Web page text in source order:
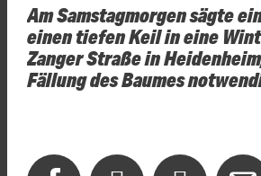
Am Samstagmorgen sägte
einen tiefen Keil in eine
Zanger Straße in
Fällung des Baumes